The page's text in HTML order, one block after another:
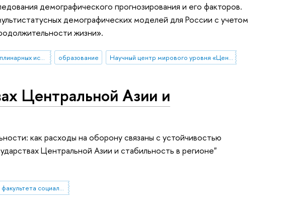
демографического прогнозирования и его факторов.
демографических моделей для России с учетом
жизни».
НЦМУ "Центр междисциплинарных исследований человеческого потенциала" образование Научный центр мирового уровня «Центр междисциплинарных исследований человеческого потенциала»
Центральной Азии и
как расходы на оборону связаны с устойчивостью
Центральной Азии и стабильность в регионе"
Проектные группы факультета социальных наук